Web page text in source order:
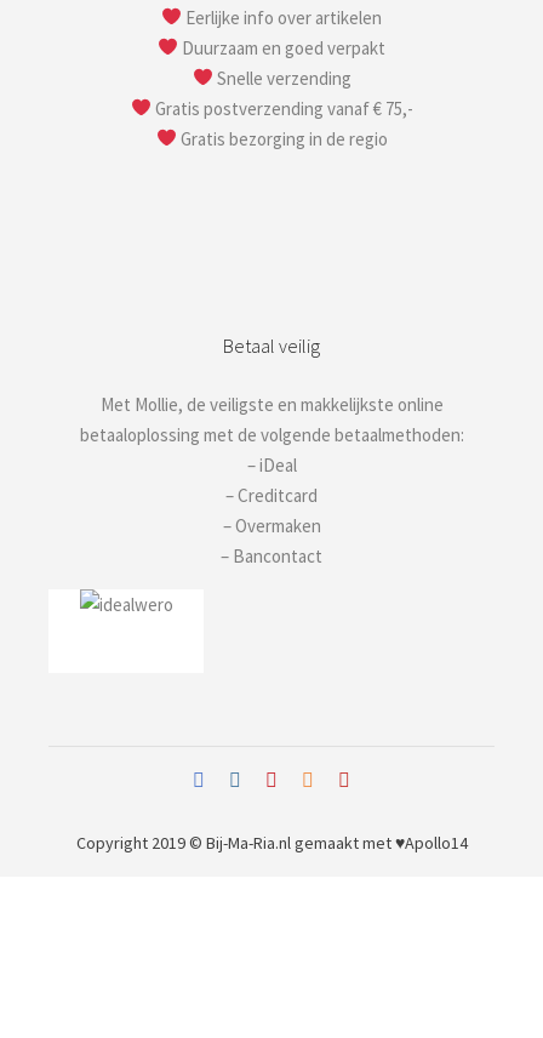
Eerlijke info over artikelen
Duurzaam en goed verpakt
Snelle verzending
Gratis postverzending vanaf € 75,-
Gratis bezorging in de regio
Betaal veilig
Met Mollie, de veiligste en makkelijkste online
betaaloplossing met de volgende betaalmethoden:
– iDeal
– Creditcard
– Overmaken
– Bancontact
Copyright 2019 © Bij-Ma-Ria.nl gemaakt met ♥Apollo14